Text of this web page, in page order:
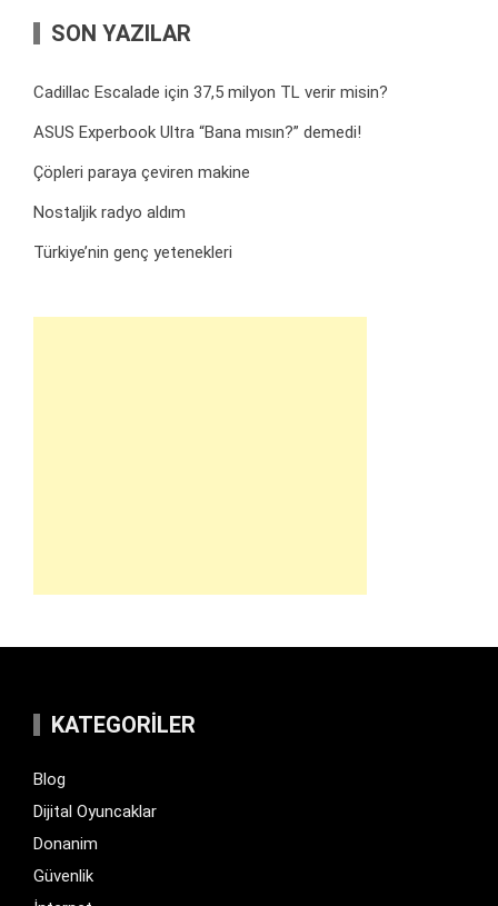
SON YAZILAR
Cadillac Escalade için 37,5 milyon TL verir misin?
ASUS Experbook Ultra “Bana mısın?” demedi!
Çöpleri paraya çeviren makine
Nostaljik radyo aldım
Türkiye’nin genç yetenekleri
KATEGORILER
Blog
Dijital Oyuncaklar
Donanim
Güvenlik